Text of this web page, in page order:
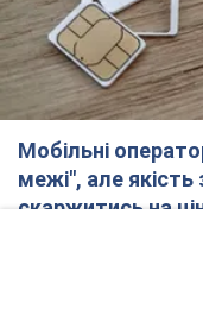
Мобільні
межі", але
скаржитись на